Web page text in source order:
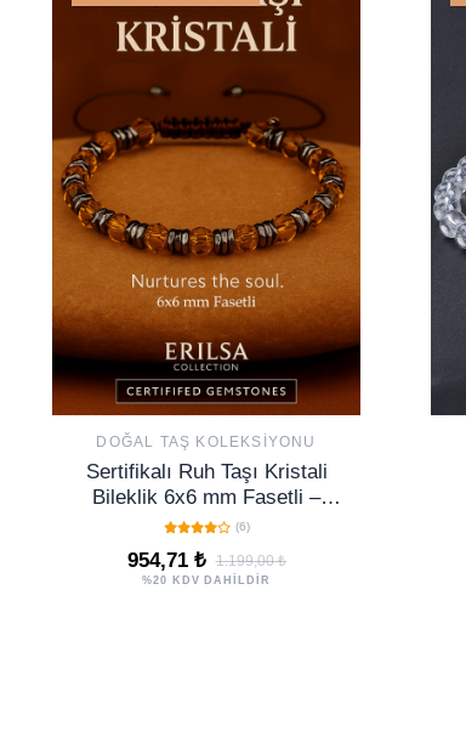
DOĞAL TAŞ KOLEKSIYONU
Sertifikalı Ruh Taşı Kristali
Bileklik 6x6 mm Fasetli –
Ruhsal Şifa Canlanma Taşı
Tangerina Quartz
(6)
954,71 ₺ 1.199,00 ₺
%20 KDV DAHİLDİR